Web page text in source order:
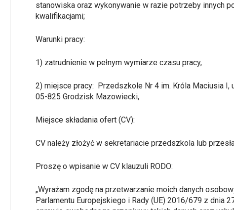
stanowiska oraz wykonywanie w razie potrzeby innych
kwalifikacjami;
Warunki pracy:
1) zatrudnienie w pełnym wymiarze czasu pracy,
2) miejsce pracy: Przedszkole Nr 4 im. Króla Maciusia I,
05-825 Grodzisk Mazowiecki,
Miejsce składania ofert (CV):
CV należy złożyć w sekretariacie przedszkola lub
Proszę o wpisanie w CV klauzuli RODO:
„Wyrażam zgodę na przetwarzanie moich danych
Parlamentu Europejskiego i Rady (UE) 2016/679 z dnia